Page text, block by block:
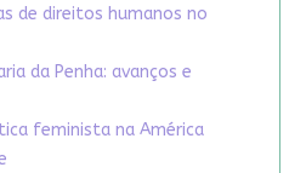
de direitos humanos no
da Penha: avanços e
feminista na América